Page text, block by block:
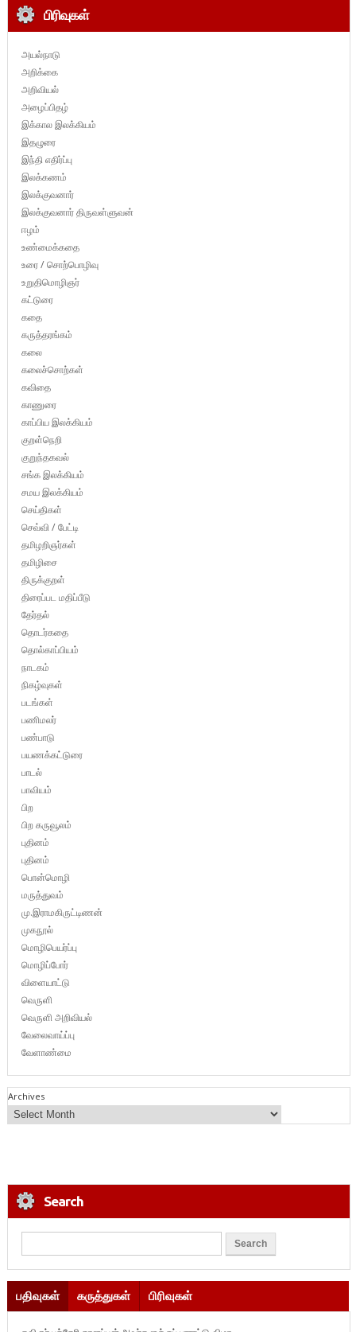
பிரிவுகள்
அயல்நாடு
அறிக்கை
அறிவியல்
அழைப்பிதழ்
இக்கால இலக்கியம்
இதழுரை
இந்தி எதிர்ப்பு
இலக்கணம்
இலக்குவனார்
இலக்குவனார் திருவள்ளுவன்
ஈழம்
உண்மைக்கதை
உரை / சொற்பொழிவு
உறுதிமொழிஞர்
கட்டுரை
கதை
கருத்தரங்கம்
கலை
கலைச்சொற்கள்
கவிதை
காணுரை
காப்பிய இலக்கியம்
குறள்நெறி
குறுந்தகவல்
சங்க இலக்கியம்
சமய இலக்கியம்
செய்திகள்
செவ்வி / பேட்டி
தமிழறிஞர்கள்
தமிழிசை
திருக்குறள்
திரைப்பட மதிப்பீடு
தேர்தல்
தொடர்கதை
தொல்காப்பியம்
நாடகம்
நிகழ்வுகள்
படங்கள்
பணிமலர்
பண்பாடு
பயணக்கட்டுரை
பாடல்
பாவியம்
பிற
பிற கருவூலம்
புதினம்
புதினம்
பொன்மொழி
மருத்துவம்
மு.இராமகிருட்டிணன்
முகநூல்
மொழிபெயர்ப்பு
மொழிப்போர்
விளையாட்டு
வெருளி
வெருளி அறிவியல்
வேலைவாய்ப்பு
வேளாண்மை
Archives
Search
பதிவுகள் கருத்துகள் பிரிவுகள்